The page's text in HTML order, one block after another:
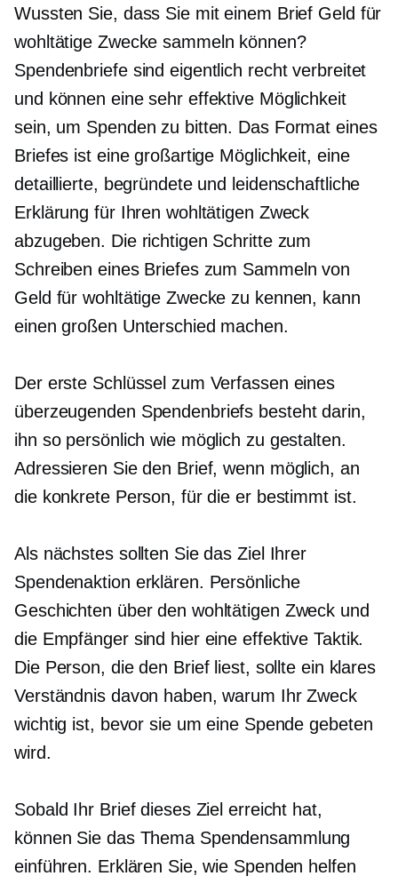
Wussten Sie, dass Sie mit einem Brief Geld für
wohltätige Zwecke sammeln können?
Spendenbriefe sind eigentlich recht verbreitet
und können eine sehr effektive Möglichkeit
sein, um Spenden zu bitten. Das Format eines
Briefes ist eine großartige Möglichkeit, eine
detaillierte, begründete und leidenschaftliche
Erklärung für Ihren wohltätigen Zweck
abzugeben. Die richtigen Schritte zum
Schreiben eines Briefes zum Sammeln von
Geld für wohltätige Zwecke zu kennen, kann
einen großen Unterschied machen.
Der erste Schlüssel zum Verfassen eines
überzeugenden Spendenbriefs besteht darin,
ihn so persönlich wie möglich zu gestalten.
Adressieren Sie den Brief, wenn möglich, an
die konkrete Person, für die er bestimmt ist.
Als nächstes sollten Sie das Ziel Ihrer
Spendenaktion erklären. Persönliche
Geschichten über den wohltätigen Zweck und
die Empfänger sind hier eine effektive Taktik.
Die Person, die den Brief liest, sollte ein klares
Verständnis davon haben, warum Ihr Zweck
wichtig ist, bevor sie um eine Spende gebeten
wird.
Sobald Ihr Brief dieses Ziel erreicht hat,
können Sie das Thema Spendensammlung
einführen. Erklären Sie, wie Spenden helfen